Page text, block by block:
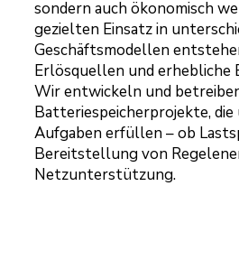
sondern auch ökonomisch
gezielten Einsatz in
Geschäftsmodellen
Erlösquellen und erhebliche
Wir entwickeln und
Batteriespeicherprojekte,
Aufgaben erfüllen – ob
Bereitstellung von
Netzunterstützung.